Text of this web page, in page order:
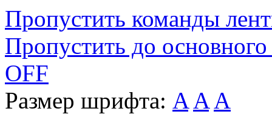
Пропустить команды
Пропустить до основного
OFF
Размер шрифта: A A A